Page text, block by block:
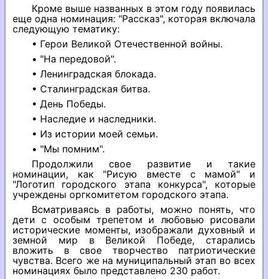
Кроме выше названных в этом году появилась
еще одна номинация: "Рассказ", которая включала
следующую тематику:
• Герои Великой Отечественной войны.
• "На передовой".
• Ленинградская блокада.
• Сталинградская битва.
• День Победы.
• Наследие и наследники.
• Из истории моей семьи.
• "Мы помним".
Продолжили свое развитие и такие
номинации, как "Рисую вместе с мамой" и
"Логотип городского этапа конкурса", которые
учреждены оргкомитетом городского этапа.
Всматриваясь в работы, можно понять, что
дети с особым трепетом и любовью рисовали
исторические моменты, изображали духовный и
земной мир в Великой Победе, старались
вложить в свое творчество патриотические
чувства. Всего же на муниципальный этап во всех
номинациях было представлено 230 работ.